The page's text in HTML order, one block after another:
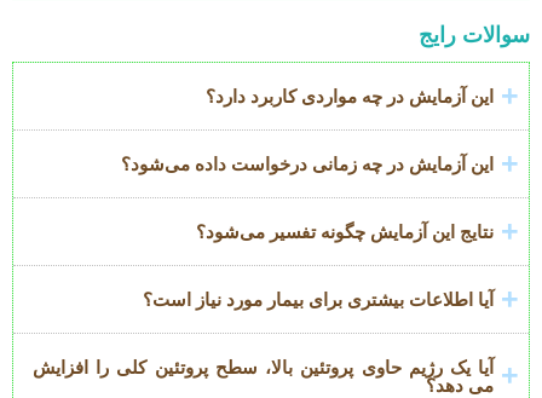
Accordion
Title
سوالات رایج
این آزمایش در چه مواردی کاربرد دارد؟
این آزمایش در چه زمانی درخواست داده می‌شود؟
نتایج این آزمایش چگونه تفسیر می‌شود؟
آیا اطلاعات بیشتری برای بیمار مورد نیاز است؟
آیا یک رژیم حاوی پروتئین بالا، سطح پروتئین کلی را افزایش
می دهد؟